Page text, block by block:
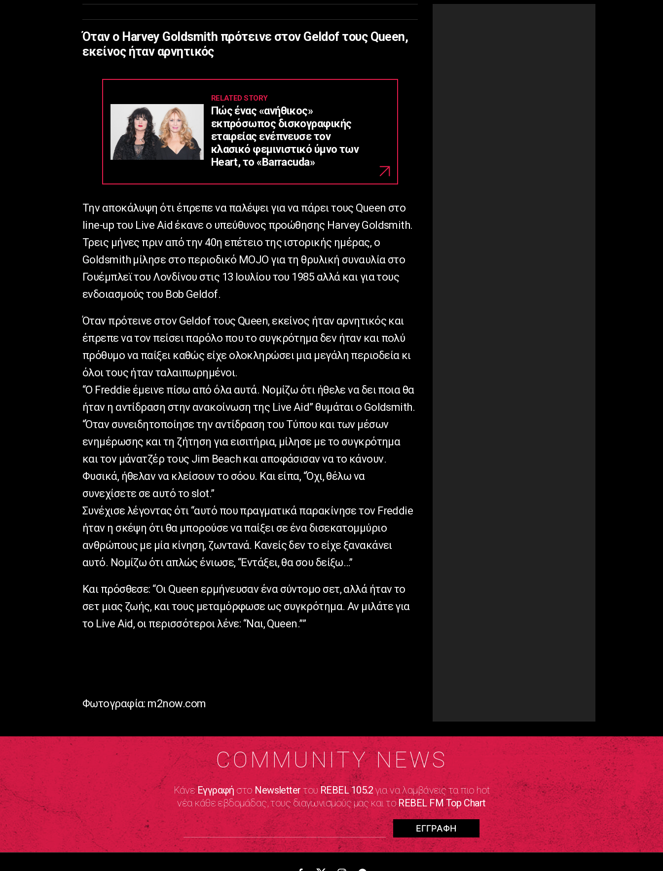
Όταν ο Harvey Goldsmith πρότεινε στον Geldof τους Queen,
εκείνος ήταν αρνητικός
RELATED STORY
Πώς ένας «ανήθικος»
εκπρόσωπος δισκογραφικής
εταιρείας ενέπνευσε τον
κλασικό φεμινιστικό ύμνο των
Heart, το «Barracuda»
Την αποκάλυψη ότι έπρεπε να παλέψει για να πάρει τους Queen στο
line-up του Live Aid έκανε ο υπεύθυνος προώθησης Harvey Goldsmith.
Τρεις μήνες πριν από την 40η επέτειο της ιστορικής ημέρας, ο
Goldsmith μίλησε στο περιοδικό MOJO για τη θρυλική συναυλία στο
Γουέμπλεϊ του Λονδίνου στις 13 Ιουλίου του 1985 αλλά και για τους
ενδοιασμούς του Bob Geldof.
Όταν πρότεινε στον Geldof τους Queen, εκείνος ήταν αρνητικός και
έπρεπε να τον πείσει παρόλο που το συγκρότημα δεν ήταν και πολύ
πρόθυμο να παίξει καθώς είχε ολοκληρώσει μια μεγάλη περιοδεία κι
όλοι τους ήταν ταλαιπωρημένοι.
“Ο Freddie έμεινε πίσω από όλα αυτά. Νομίζω ότι ήθελε να δει ποια θα
ήταν η αντίδραση στην ανακοίνωση της Live Aid” θυμάται ο Goldsmith.
“Όταν συνειδητοποίησε την αντίδραση του Τύπου και των μέσων
ενημέρωσης και τη ζήτηση για εισιτήρια, μίλησε με το συγκρότημα
και τον μάνατζέρ τους Jim Beach και αποφάσισαν να το κάνουν.
Φυσικά, ήθελαν να κλείσουν το σόου. Και είπα, “Όχι, θέλω να
συνεχίσετε σε αυτό το slot.”
Συνέχισε λέγοντας ότι “αυτό που πραγματικά παρακίνησε τον Freddie
ήταν η σκέψη ότι θα μπορούσε να παίξει σε ένα δισεκατομμύριο
ανθρώπους με μία κίνηση, ζωντανά. Κανείς δεν το είχε ξανακάνει
αυτό. Νομίζω ότι απλώς ένιωσε, “Εντάξει, θα σου δείξω…”
Και πρόσθεσε: “Οι Queen ερμήνευσαν ένα σύντομο σετ, αλλά ήταν το
σετ μιας ζωής, και τους μεταμόρφωσε ως συγκρότημα. Αν μιλάτε για
το Live Aid, οι περισσότεροι λένε: “Ναι, Queen.””
Φωτογραφία: m2now.com
COMMUNITY NEWS
ΚάνεΕγγραφή στο Newsletter τουREBEL 105.2 για να λαμβάνεις τα πιο hot
νέα κάθε εβδομάδας, τους διαγωνισμούς μας και τοREBEL FM Top Chart